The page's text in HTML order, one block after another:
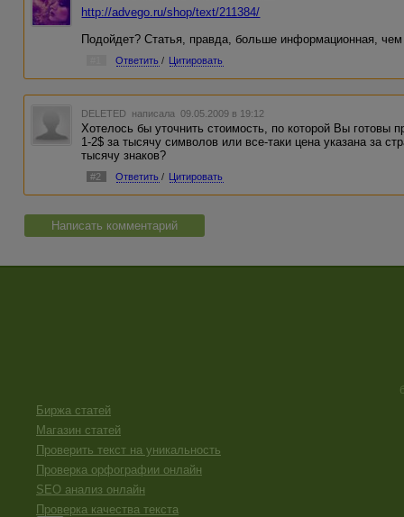
http://advego.ru/shop/text/211384/
Подойдет? Статья, правда, больше информационная, чем
Ответить / Цитировать
DELETED написала 09.05.2009 в 19:12
Хотелось бы уточнить стоимость, по которой Вы готовы
1-2$ за тысячу символов или все-таки цена указана за
тысячу знаков?
#2 Ответить / Цитировать
Написать комментарий
Биржа статей
Магазин статей
Проверить текст на уникальность
Проверка орфографии онлайн
SEO анализ онлайн
Проверка качества текста